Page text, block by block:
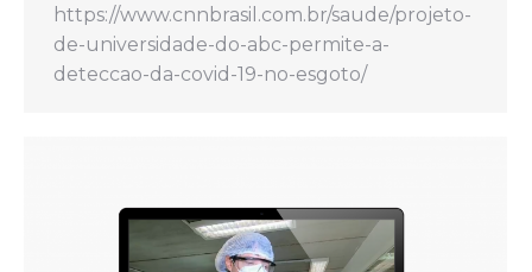
https://www.cnnbrasil.com.br/saude/projeto-
de-universidade-do-abc-permite-a-
deteccao-da-covid-19-no-esgoto/